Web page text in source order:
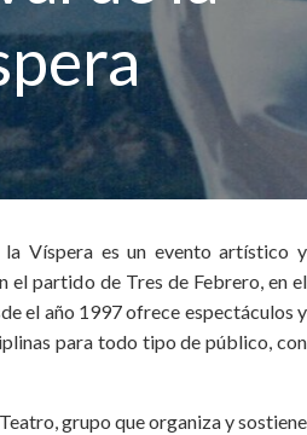
la Víspera es un evento artístico y
el partido de Tres de Febrero, en el
el año 1997 ofrece espectáculos y
para todo tipo de público, con
grupo que organiza y sostiene